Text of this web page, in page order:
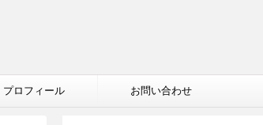
プロフィール お問い合わせ